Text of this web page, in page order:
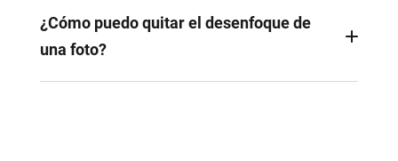
no influye en la calidad. Sin embargo, un
desenfoque excesivo puede degradar la nitidez
¿Cómo puedo quitar el desenfoque de
una foto?